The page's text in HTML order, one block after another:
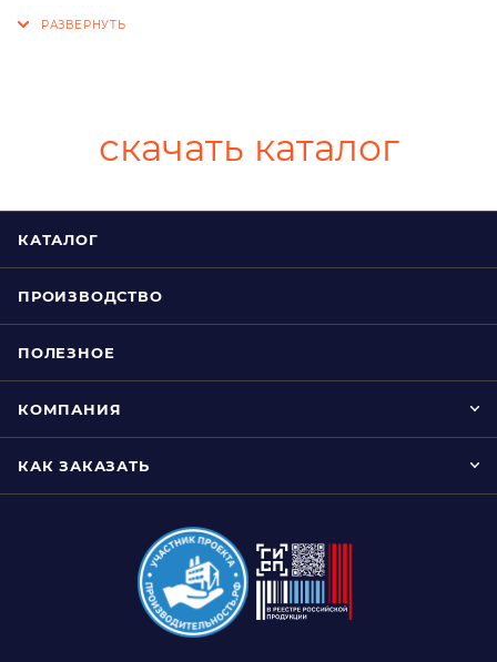
скачать каталог
КАТАЛОГ
ПРОИЗВОДСТВО
ПОЛЕЗНОЕ
КОМПАНИЯ
КАК ЗАКАЗАТЬ